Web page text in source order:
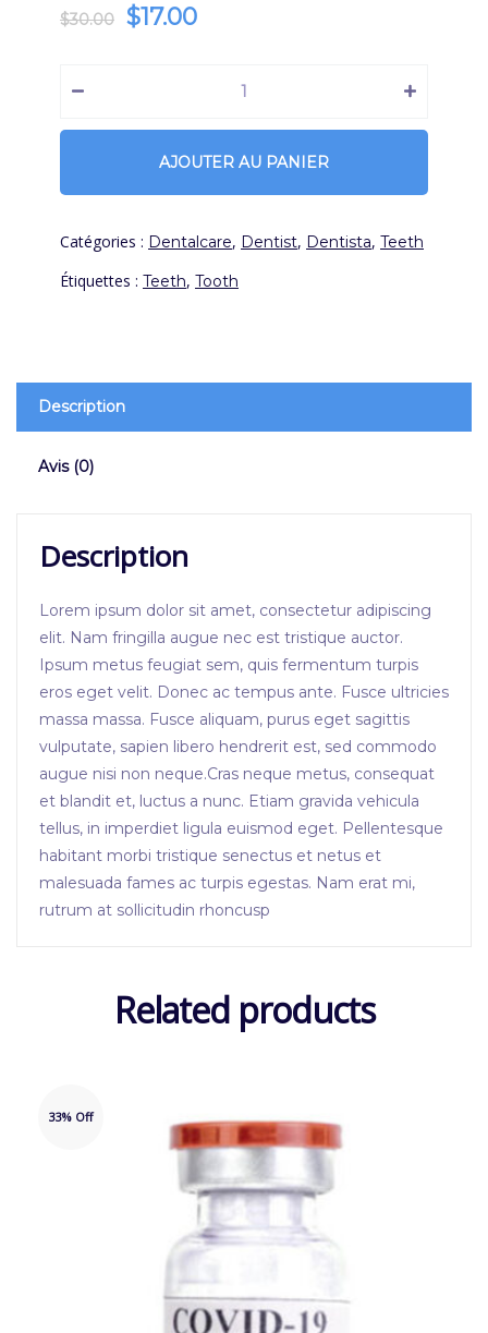
$30.00 $17.00
AJOUTER AU PANIER
Catégories : Dentalcare, Dentist, Dentista, Teeth
Étiquettes : Teeth, Tooth
Description
Avis (0)
Description
Lorem ipsum dolor sit amet, consectetur adipiscing
elit. Nam fringilla augue nec est tristique auctor.
Ipsum metus feugiat sem, quis fermentum turpis
eros eget velit. Donec ac tempus ante. Fusce ultricies
massa massa. Fusce aliquam, purus eget sagittis
vulputate, sapien libero hendrerit est, sed commodo
augue nisi non neque.Cras neque metus, consequat
et blandit et, luctus a nunc. Etiam gravida vehicula
tellus, in imperdiet ligula euismod eget. Pellentesque
habitant morbi tristique senectus et netus et
malesuada fames ac turpis egestas. Nam erat mi,
rutrum at sollicitudin rhoncusp
Related products
33% Off